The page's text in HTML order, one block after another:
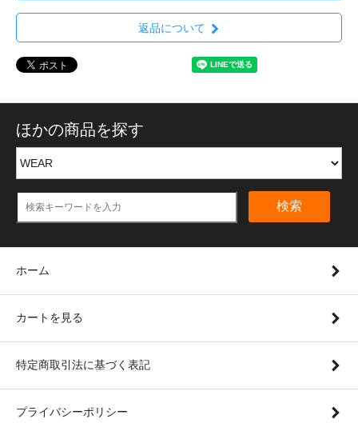
返品について
ほかの商品を探す
検索
ホーム
カートを見る
特定商取引法に基づく表記
プライバシーポリシー